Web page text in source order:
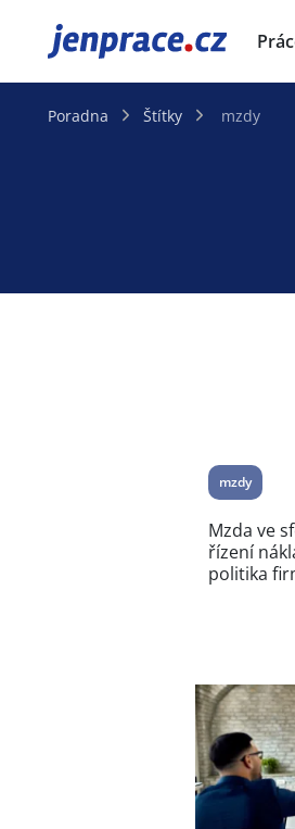
JenPráce.cz
Poradna Štítky mzdy
mzdy
Mzda ve
řízení
politika